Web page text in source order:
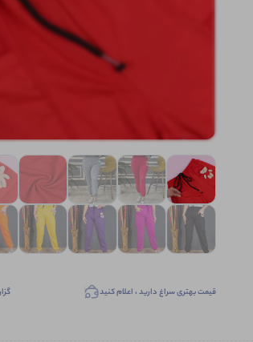
قیمت بهتری سراغ دارید ، اعلام کنید